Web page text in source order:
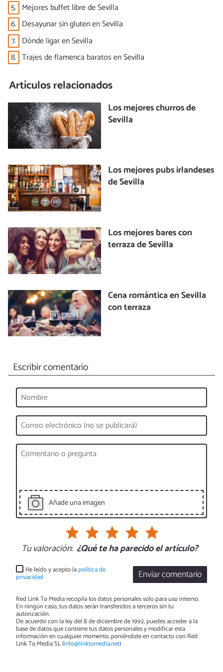
5. Mejores buffet libre de Sevilla
6. Desayunar sin gluten en Sevilla
7. Dónde ligar en Sevilla
8. Trajes de flamenca baratos en Sevilla
Artículos relacionados
Los mejores churros de
Sevilla
Los mejores pubs irlandeses
de Sevilla
Los mejores bares con
terraza de Sevilla
Cena romántica en Sevilla
con terraza
Escribir comentario
Añade una imagen
Tu valoración: ¿Qué te ha parecido el artículo?
Enviar comentario
He leído y acepto lapolítica de
privacidad
Red Link To Media recopila los datos personales solo para uso interno.
En ningún caso, tus datos serán transferidos a terceros sin tu
autorización.
De acuerdo con la ley del 8 de diciembre de 1992, puedes acceder a la
base de datos que contiene tus datos personales y modificar esta
información en cualquier momento, poniéndote en contacto con Red
Link To Media SL (info@linktomedia.net)